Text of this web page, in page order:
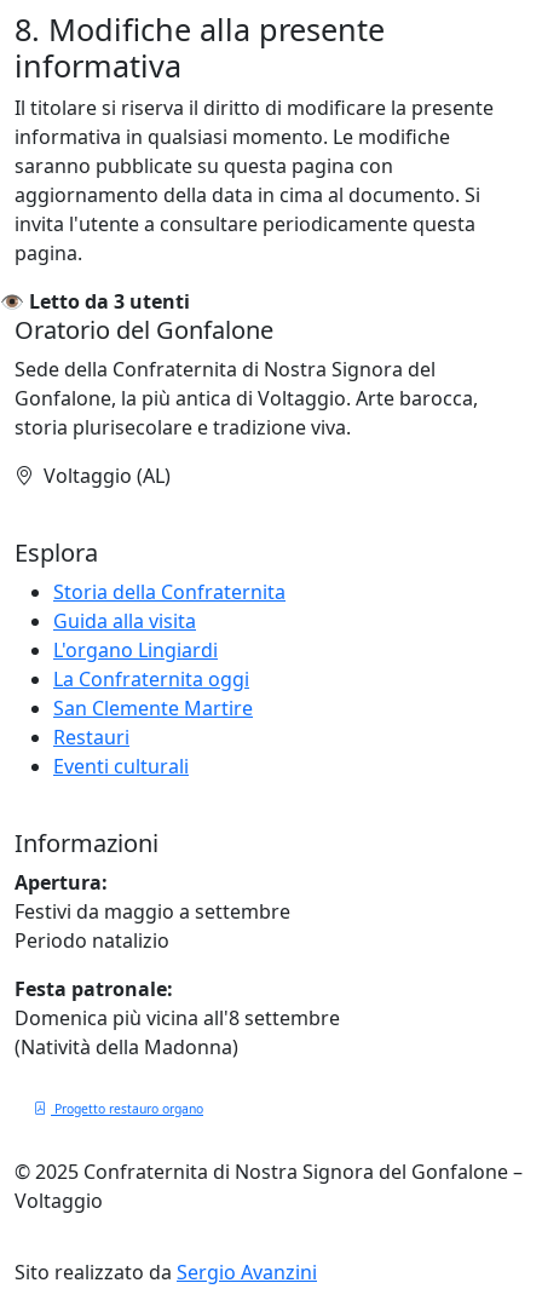
8. Modifiche alla presente
informativa
Il titolare si riserva il diritto di modificare la presente
informativa in qualsiasi momento. Le modifiche
saranno pubblicate su questa pagina con
aggiornamento della data in cima al documento. Si
invita l'utente a consultare periodicamente questa
pagina.
👁️ Letto da 3 utenti
Oratorio del Gonfalone
Sede della Confraternita di Nostra Signora del
Gonfalone, la più antica di Voltaggio. Arte barocca,
storia plurisecolare e tradizione viva.
Voltaggio (AL)
Esplora
Storia della Confraternita
Guida alla visita
L'organo Lingiardi
La Confraternita oggi
San Clemente Martire
Restauri
Eventi culturali
Informazioni
Apertura:
Festivi da maggio a settembre
Periodo natalizio
Festa patronale:
Domenica più vicina all'8 settembre
(Natività della Madonna)
Progetto restauro organo
© 2025 Confraternita di Nostra Signora del Gonfalone –
Voltaggio
Sito realizzato da Sergio Avanzini